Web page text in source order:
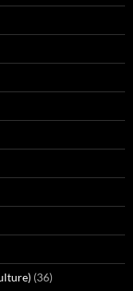
(36)